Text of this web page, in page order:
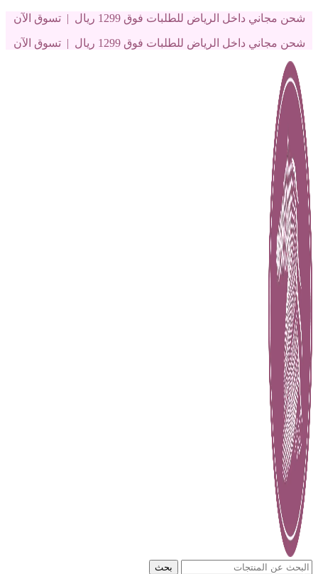
شحن مجاني داخل الرياض للطلبات فوق 1299 ريال | تسوق الآن
شحن مجاني داخل الرياض للطلبات فوق 1299 ريال | تسوق الآن
بحث